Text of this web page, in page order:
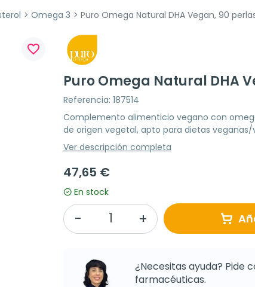
Omega 3 Puro Omega Natural DHA Vegan, 90
favorite_border
Puro Omega Natural DHA
Referencia: 187514
Complemento alimenticio vegano con
de origen vegetal, apto para dietas veganas/
Ver descripción completa
47,65 €
En stock
¿Necesitas ayuda? Pide
farmacéuticas.